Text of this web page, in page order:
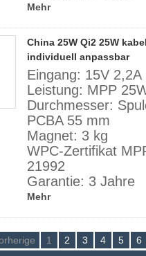
Mehr
China 25W Qi2 25W
individuell anpassbar
Eingang: 15V 2,2A
Leistung: MPP
Durchmesser:
PCBA 55 mm
Magnet: 3 kg
WPC-Zertifikat
21992
Garantie: 3 Jahre
Mehr
1 2 3 4 5 6